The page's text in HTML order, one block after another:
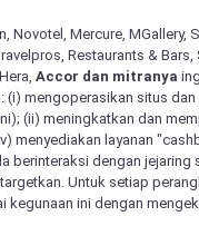
Novotel, Mercure, MGallery,
Restaurants &
Accor dan mitranya
mengoperasikan situs dan
(ii) meningkatkan dan
menyediakan layanan
berinteraksi dengan
Untuk setiap
kegunaan ini dengan